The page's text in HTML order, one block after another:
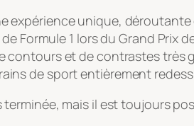
expérience unique, déroutante
Formule 1 lors du Grand Prix
contours et de contrastes très
de sport entièrement
mais il est toujours